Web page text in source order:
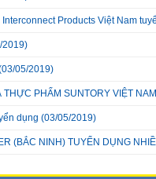
Products Việt Nam
2019)
05/2019)
PHẨM SUNTORY VIỆT NAM
dụng (03/05/2019)
(BẮC NINH) TUYỂN DỤNG